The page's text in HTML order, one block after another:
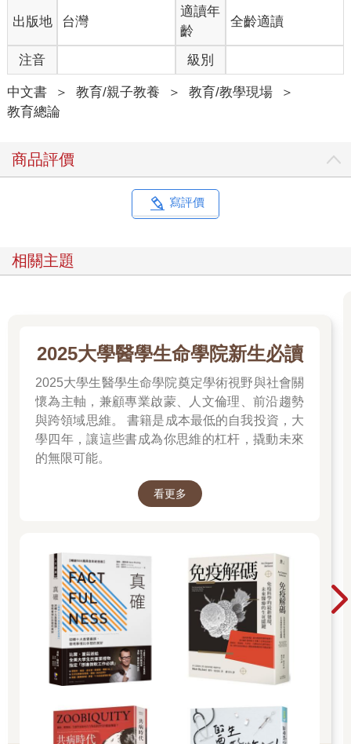
這項例程要求學生探討一個已經熟悉的主題、概念、想法或事
件，經由建立連結、好奇提問、建立解釋和綜合整理來獲得更深
入的意義。對於這個主題學生可能因為已有很多先備知識而覺得
很熟悉，也可能在探索一段時間後變得熟悉。「創造意義」例程
強調的觀念是，透過提出想法、對別人所說的內容加上自己的想
法、提出問題和綜合整理，以協作的方式來建立理解。這項例程
上進行增補時，團體原本的聯想語詞逐漸擴展，到此時，會出現
一張含有重要特徵和相關想法的大圖，不過，這些想法是自由散
布在紙上，它們之間的關係需要被連結起來。
一旦團體成員已經窮盡所能想到的連結，就根據討論紀錄中浮現
己的新學習，寫出個人對於該主題的定義。藉由記錄所有過程和
逐步投入參與，學生的學習和思考獲得了支持的鷹架，並且變得
「筆談」經常在課程單元一開始時，用於探索激發性的探究問
或事件，因此，需要學生帶著許多自己的知識進入這項例程。因
為這個原因，它經常被運用在：
◇拆解熟悉的想法，例如：社群、霸凌或學習，以便獲
得更深入的見解，和發展更具有共識的意義，或者
◇在一個單元主題（例如：永續性、革命或分數）結束
不管是在哪種情境，學生都必須對該主題擁有豐富的想法，而且
主題中必須有可被定義的事物。
準備。在每個小組的桌上放一大張海報紙，也可以將海報紙
掛在牆上。在每張桌上放5到8枝同一顏色的麥克筆（例如，一桌
放藍色，一桌紅色，一桌橘色……等等）。準備好便條紙，在最
後一輪發放給學生一人一張。每組最少5人，最多8人。進行例程
的每個步驟時，準備好在白板上寫出該步驟。
提出創造意義的主題。
請一位學生在海報紙中央寫上要探討
的語詞╱概念、主題或想法，鼓勵學生想一想，當他們聽到該語
一個語詞回應。一次一人，請每位組員寫下他們聽到最初的
主題時腦海浮現的語詞。每人的語詞都必須不同，學生可以在輪
出版地 台灣
適讀年
齡
全齡適讀
注音 級別
中文書 ＞ 教育/親子教養 ＞ 教育/教學現場
＞
教育總論
商品評價
寫評價
相關主題
2025大學醫學生命學院新生必讀
2025大學生醫學生命學院奠定學術視野與社會關
懷為主軸，兼顧專業啟蒙、人文倫理、前沿趨勢
與跨領域思維。 書籍是成本最低的自我投資，大
學四年，讓這些書成為你思維的杠杆，撬動未來
的無限可能。
看更多